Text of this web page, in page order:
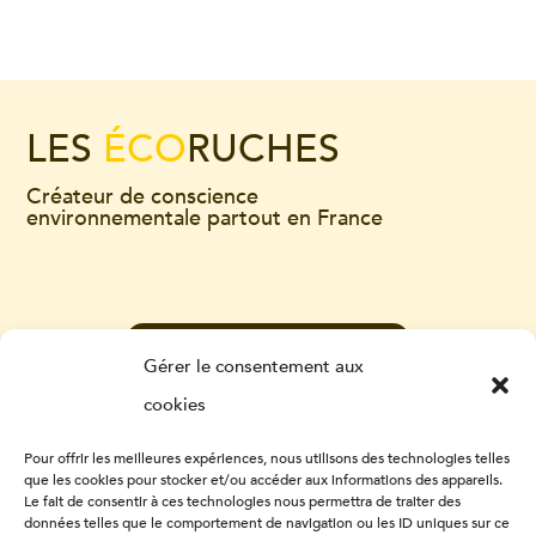
Gérer le consentement aux
cookies
Pour offrir les meilleures expériences, nous utilisons des technologies telles
que les cookies pour stocker et/ou accéder aux informations des appareils.
Le fait de consentir à ces technologies nous permettra de traiter des
données telles que le comportement de navigation ou les ID uniques sur ce
LES ÉCORUCHES
Créateur de conscience
environnementale partout en France